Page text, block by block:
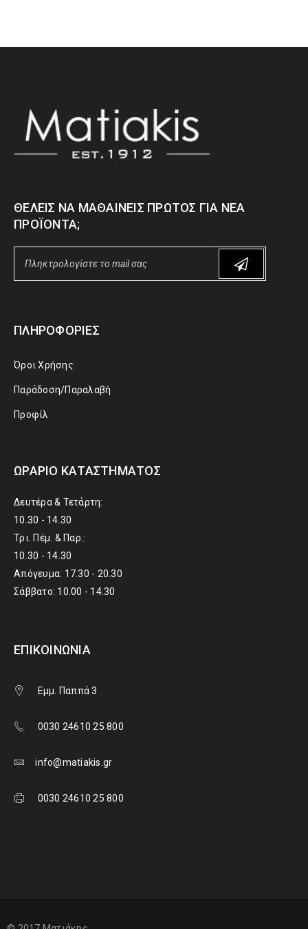
ΘΈΛΕΙΣ ΝΑ ΜΑΘΑΊΝΕΙΣ ΠΡΏΤΟΣ ΓΙΑ ΝΈΑ
ΠΡΟΪΌΝΤΑ;
ΠΛΗΡΟΦΟΡΊΕΣ
Όροι Χρήσης
Παράδοση/Παραλαβή
Προφίλ
ΩΡΆΡΙΟ ΚΑΤΑΣΤΉΜΑΤΟΣ
Δευτέρα & Τετάρτη:
10.30 - 14.30
Τρι. Πέμ. & Παρ.:
10.30 - 14.30
Απόγευμα: 17.30 - 20.30
Σάββατο: 10.00 - 14.30
ΕΠΙΚΟΙΝΩΝΊΑ
Εμμ. Παππά 3
0030 24610 25 800
info@matiakis.gr
0030 24610 25 800